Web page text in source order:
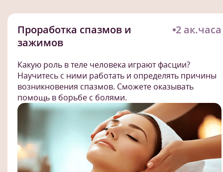
Проработка спазмов и
зажимов
2 ак.часа
Какую роль в теле человека играют фасции?
Научитесь с ними работать и определять причины
возникновения спазмов. Сможете оказывать
помощь в борьбе с болями.